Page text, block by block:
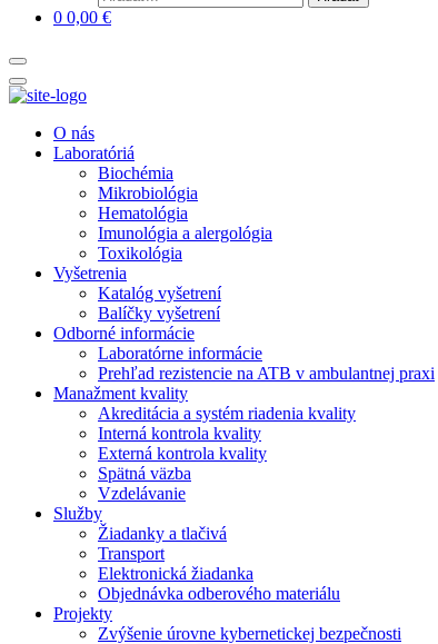
0 0,00 €
O nás
Laboratóriá
Biochémia
Mikrobiológia
Hematológia
Imunológia a alergológia
Toxikológia
Vyšetrenia
Katalóg vyšetrení
Balíčky vyšetrení
Odborné informácie
Laboratórne informácie
Prehľad rezistencie na ATB v ambulantnej praxi
Manažment kvality
Akreditácia a systém riadenia kvality
Interná kontrola kvality
Externá kontrola kvality
Spätná väzba
Vzdelávanie
Služby
Žiadanky a tlačivá
Transport
Elektronická žiadanka
Objednávka odberového materiálu
Projekty
Zvýšenie úrovne kybernetickej bezpečnosti